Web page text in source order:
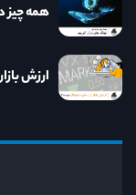
همه چیز
ارزش